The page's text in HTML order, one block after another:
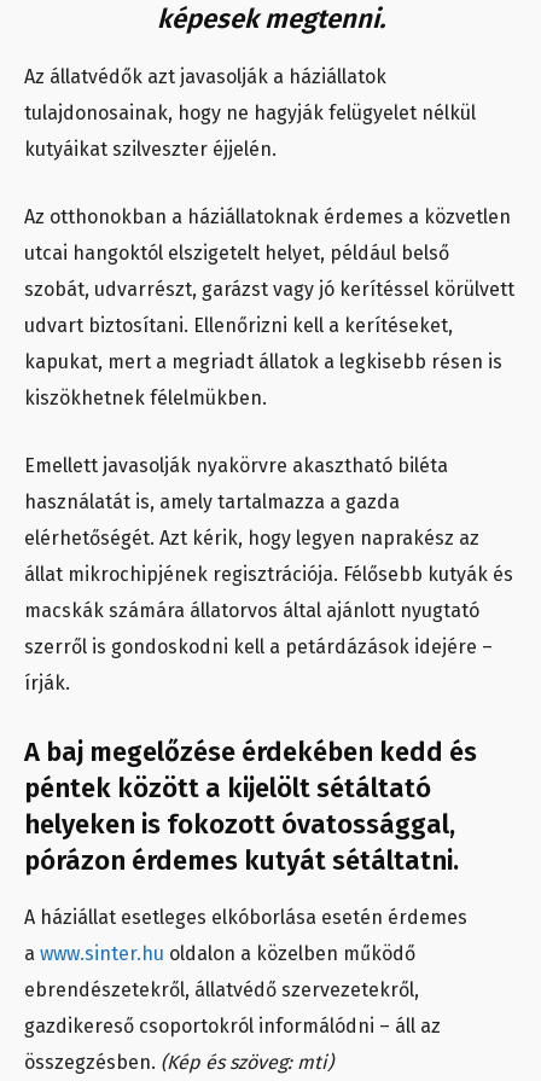
képesek megtenni.
Az állatvédők azt javasolják a háziállatok
tulajdonosainak, hogy ne hagyják felügyelet nélkül
kutyáikat szilveszter éjjelén.
Az otthonokban a háziállatoknak érdemes a közvetlen
utcai hangoktól elszigetelt helyet, például belső
szobát, udvarrészt, garázst vagy jó kerítéssel körülvett
udvart biztosítani. Ellenőrizni kell a kerítéseket,
kapukat, mert a megriadt állatok a legkisebb résen is
kiszökhetnek félelmükben.
Emellett javasolják nyakörvre akasztható biléta
használatát is, amely tartalmazza a gazda
elérhetőségét. Azt kérik, hogy legyen naprakész az
állat mikrochipjének regisztrációja. Félősebb kutyák és
macskák számára állatorvos által ajánlott nyugtató
szerről is gondoskodni kell a petárdázások idejére –
írják.
A baj megelőzése érdekében kedd és
péntek között a kijelölt sétáltató
helyeken is fokozott óvatossággal,
pórázon érdemes kutyát sétáltatni.
A háziállat esetleges elkóborlása esetén érdemes
a www.sinter.hu oldalon a közelben működő
ebrendészetekről, állatvédő szervezetekről,
gazdikereső csoportokról informálódni – áll az
összegzésben. (Kép és szöveg: mti)